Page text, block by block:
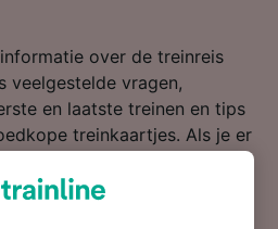
over de treinreis
veelgestelde vragen,
en laatste treinen en tips
treinkaartjes. Als je er
zoek je kaartjes dan
goedkope treinkaartjes.